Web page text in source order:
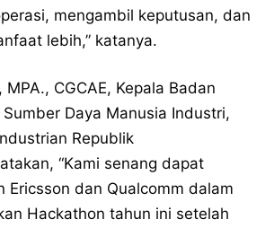
mengambil keputusan, dan
lebih,” katanya.
CGCAE, Kepala Badan
Daya Manusia Industri,
Republik
“Kami senang dapat
Ericsson dan Qualcomm dalam
Hackathon tahun ini setelah